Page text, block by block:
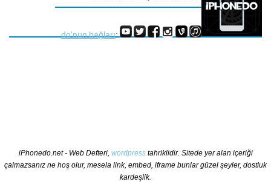
do'nun bağları:
iPhonedo.net - Web Defteri, wordpresstahriklidir. Sitede yer alan içeriği
çalmazsanız ne hoş olur, mesela link, embed, iframe bunlar güzel şeyler, dostluk
kardeşlik.